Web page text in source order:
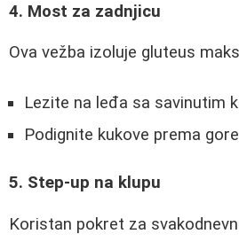
4. Most za zadnjicu
Ova vežba izoluje gluteus
Lezite na leđa sa savinutim
Podignite kukove prema
5. Step-up na klupu
Koristan pokret za